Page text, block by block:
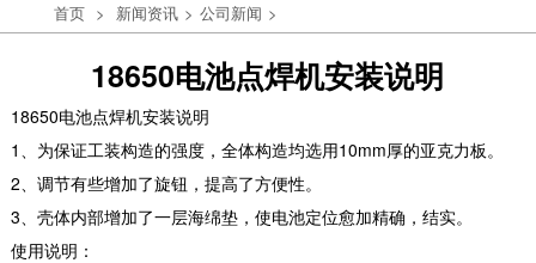
首页 > 新闻资讯 > 公司新闻 >
18650电池点焊机安装说明
18650电池点焊机安装说明
1、为保证工装构造的强度，全体构造均选用10mm厚的亚克力板。
2、调节有些增加了旋钮，提高了方便性。
3、壳体内部增加了一层海绵垫，使电池定位愈加精确，结实。
使用说明：